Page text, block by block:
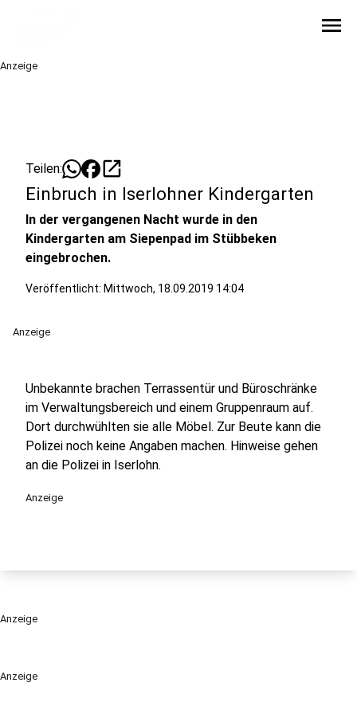
menu
Anzeige
Anzeige
Teilen: open_in_new
Einbruch in Iserlohner Kindergarten
In der vergangenen Nacht wurde in den
Kindergarten am Siepenpad im Stübbeken
eingebrochen.
Veröffentlicht: Mittwoch, 18.09.2019 14:04
Anzeige
Unbekannte brachen Terrassentür und Büroschränke
im Verwaltungsbereich und einem Gruppenraum auf.
Dort durchwühlten sie alle Möbel. Zur Beute kann die
Polizei noch keine Angaben machen. Hinweise gehen
an die Polizei in Iserlohn.
Anzeige
Anzeige